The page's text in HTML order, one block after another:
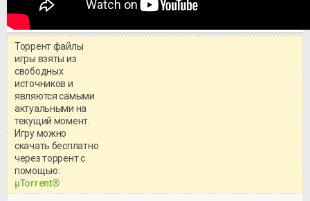
системными требованиями и
Торрент файлы
игры взяты из
свободных
источников и
являются самыми
актуальными на
текущий момент.
Игру можно
скачать бесплатно
через торрент с
помощью:
μTorrent®